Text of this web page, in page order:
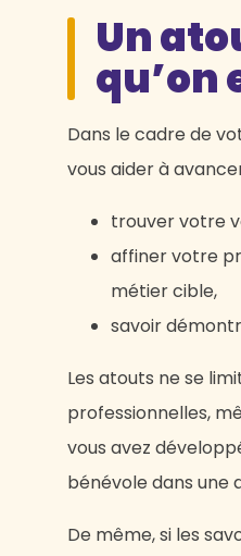
Un
qu’on
Dans le cadre de
vous aider à
trouver votre
affiner votre
métier cible,
savoir
Les atouts ne se
professionnelles,
vous avez
bénévole dans une
De même, si les